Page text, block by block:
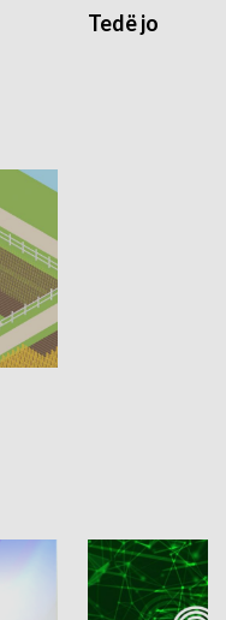
Tedë jo